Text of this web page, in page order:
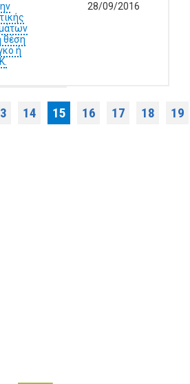
θέση
ή
28/09/2016
14 15 16 17 18 19